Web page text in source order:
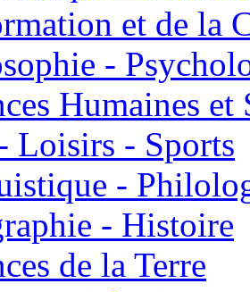
et de la
-
Humaines et
Loisirs - Sports
-
- Histoire
de la Terre